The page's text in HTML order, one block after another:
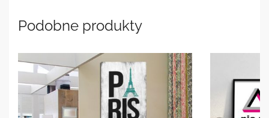
Podobne produkty